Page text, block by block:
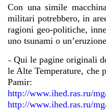
Con una simile
militari potrebbero, in
ragioni geo-politiche,
uno tsunami o
– Qui le pagine originali
le Alte Temperature, che
Pamir:
http://www.ihed.ras.ru/
http://www.ihed.ras.ru/